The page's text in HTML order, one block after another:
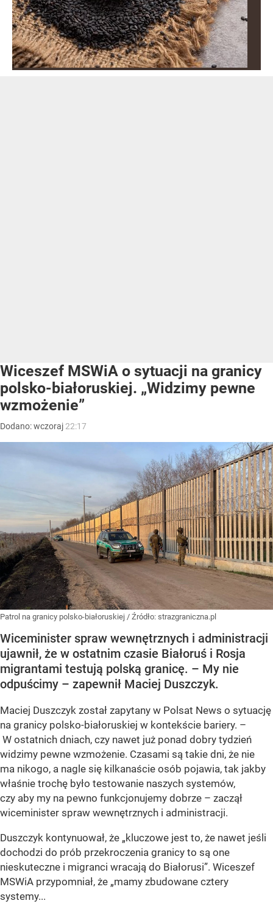
Wiceszef MSWiA o sytuacji na granicy
polsko-białoruskiej. „Widzimy pewne
wzmożenie”
Dodano:wczoraj 22:17
Patrol na granicy polsko-białoruskiej / Źródło: strazgraniczna.pl
Wiceminister spraw wewnętrznych i administracji
ujawnił, że w ostatnim czasie Białoruś i Rosja
migrantami testują polską granicę. – My nie
odpuścimy – zapewnił Maciej Duszczyk.
Maciej Duszczyk został zapytany w Polsat News o sytuację
na granicy polsko-białoruskiej w kontekście bariery. –
W ostatnich dniach, czy nawet już ponad dobry tydzień
widzimy pewne wzmożenie. Czasami są takie dni, że nie
ma nikogo, a nagle się kilkanaście osób pojawia, tak jakby
właśnie trochę było testowanie naszych systemów,
czy aby my na pewno funkcjonujemy dobrze – zaczął
wiceminister spraw wewnętrznych i administracji.
Duszczyk kontynuował, że „kluczowe jest to, że nawet jeśli
dochodzi do prób przekroczenia granicy to są one
nieskuteczne i migranci wracają do Białorusi”. Wiceszef
MSWiA przypomniał, że „mamy zbudowane cztery
systemy...